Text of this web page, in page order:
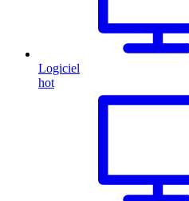
Logiciel
hot